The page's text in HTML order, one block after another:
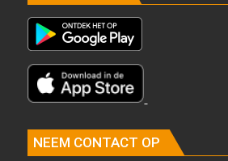
NEEM CONTACT OP